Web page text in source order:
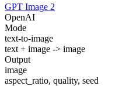
GPT Image 2
OpenAI
Mode
text-to-image
text + image -> image
Output
image
aspect_ratio, quality, seed